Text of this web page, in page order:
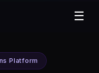
☰
Platform